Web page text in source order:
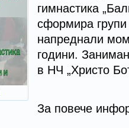
гимнастика
сформира
напреднали
години.
в НЧ „Христо
За повече